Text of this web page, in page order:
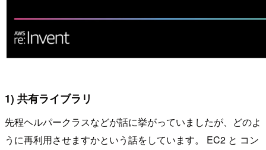
1) 共有ライブラリ
先程ヘルパークラスなどが話に挙がっていましたが、どのよ
うに再利用させますかという話をしています。 EC2 と コン